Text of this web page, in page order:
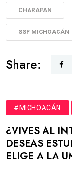
CHARAPAN
SSP MICHOACÁN
Share:
#MICHOACÁN
¿VIVES AL
DESEAS
ELIGE A LA